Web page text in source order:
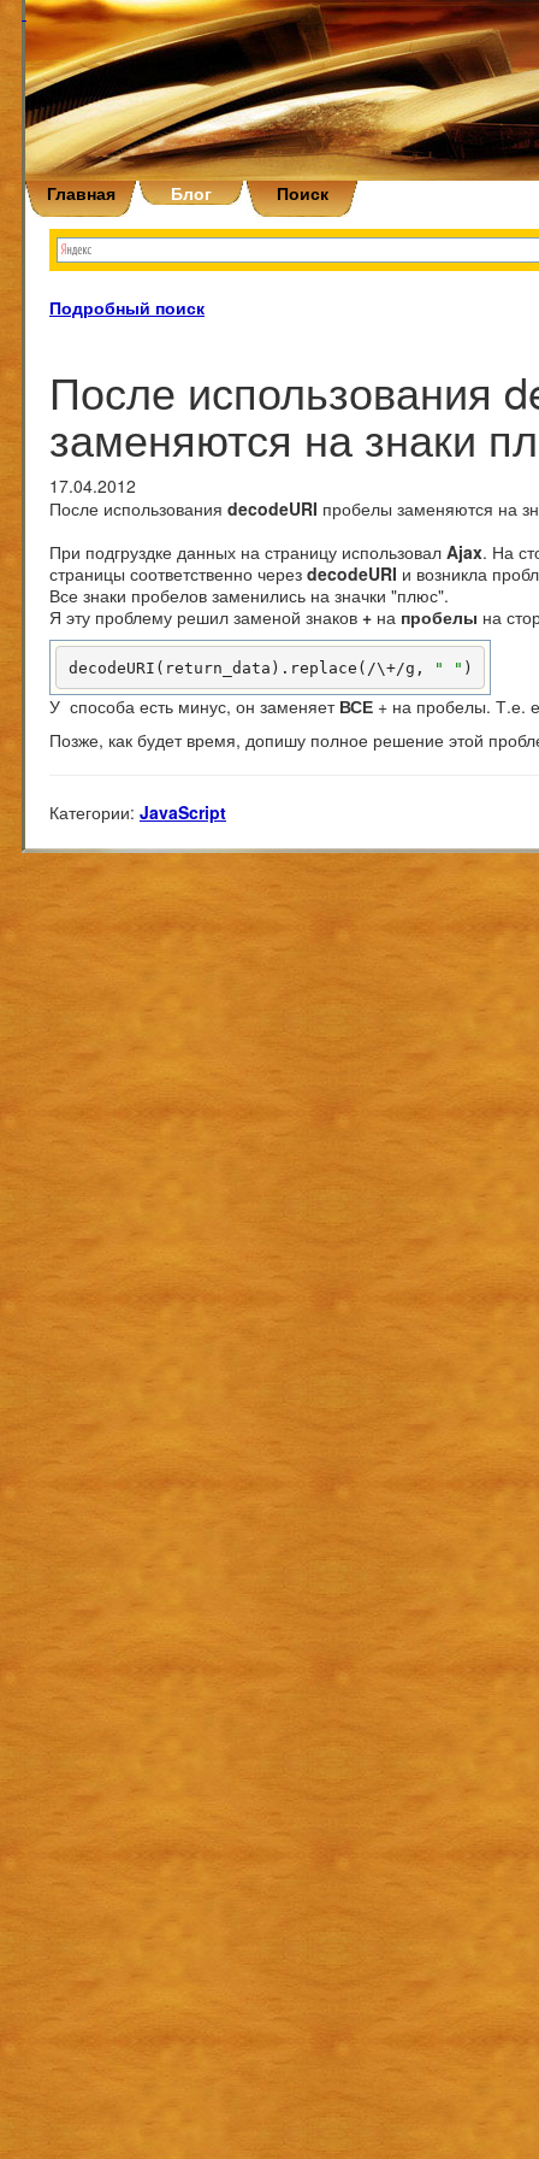
Главная Блог Поиск
Подробный поиск
После использования
заменяются на знаки
17.04.2012
После использования decodeURI пробелы заменяются на
При подгруздке данных на страницу использовал Ajax. На
страницы соответственно через decodeURI и возникла
Все знаки пробелов заменились на значки "плюс".
Я эту проблему решил заменой знаков + на пробелы на
decodeURI(return_data).replace(/\+/g, " " )
У способа есть минус, он заменяет ВСЕ + на пробелы. Т.е.
Позже, как будет время, допишу полное решение этой
Категории: JavaScript